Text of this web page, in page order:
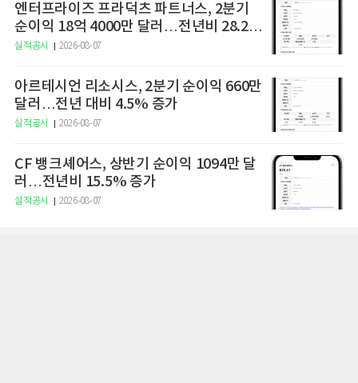
엔터프라이즈 프라덕츠 파트너스, 2분기
순이익 18억 4000만 달러…전년비 28.2%
증가
실적공시 2026-08-07
아르테시언 리소시스, 2분기 순이익 660만
달러…전년 대비 4.5% 증가
실적공시 2026-08-07
CF 뱅크셰어스, 상반기 순이익 1094만 달
러…전년비 15.5% 증가
실적공시 2026-08-07